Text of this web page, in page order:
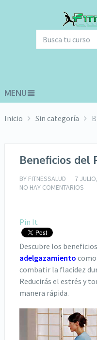
MENU
Inicio Sin categoría
Beneficios del
BY FITNESSALUD 7
NO HAY COMENTARIOS
Pin It
Descubre los
adelgazamiento
combatir la flacidez
Reducirás el estrés y
manera rápida.